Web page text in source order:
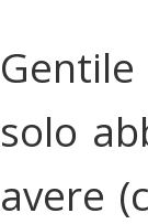
solo
avere